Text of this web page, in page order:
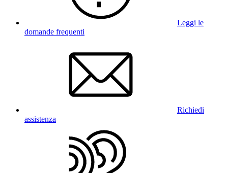
Leggi le
domande frequenti
Richiedi
assistenza